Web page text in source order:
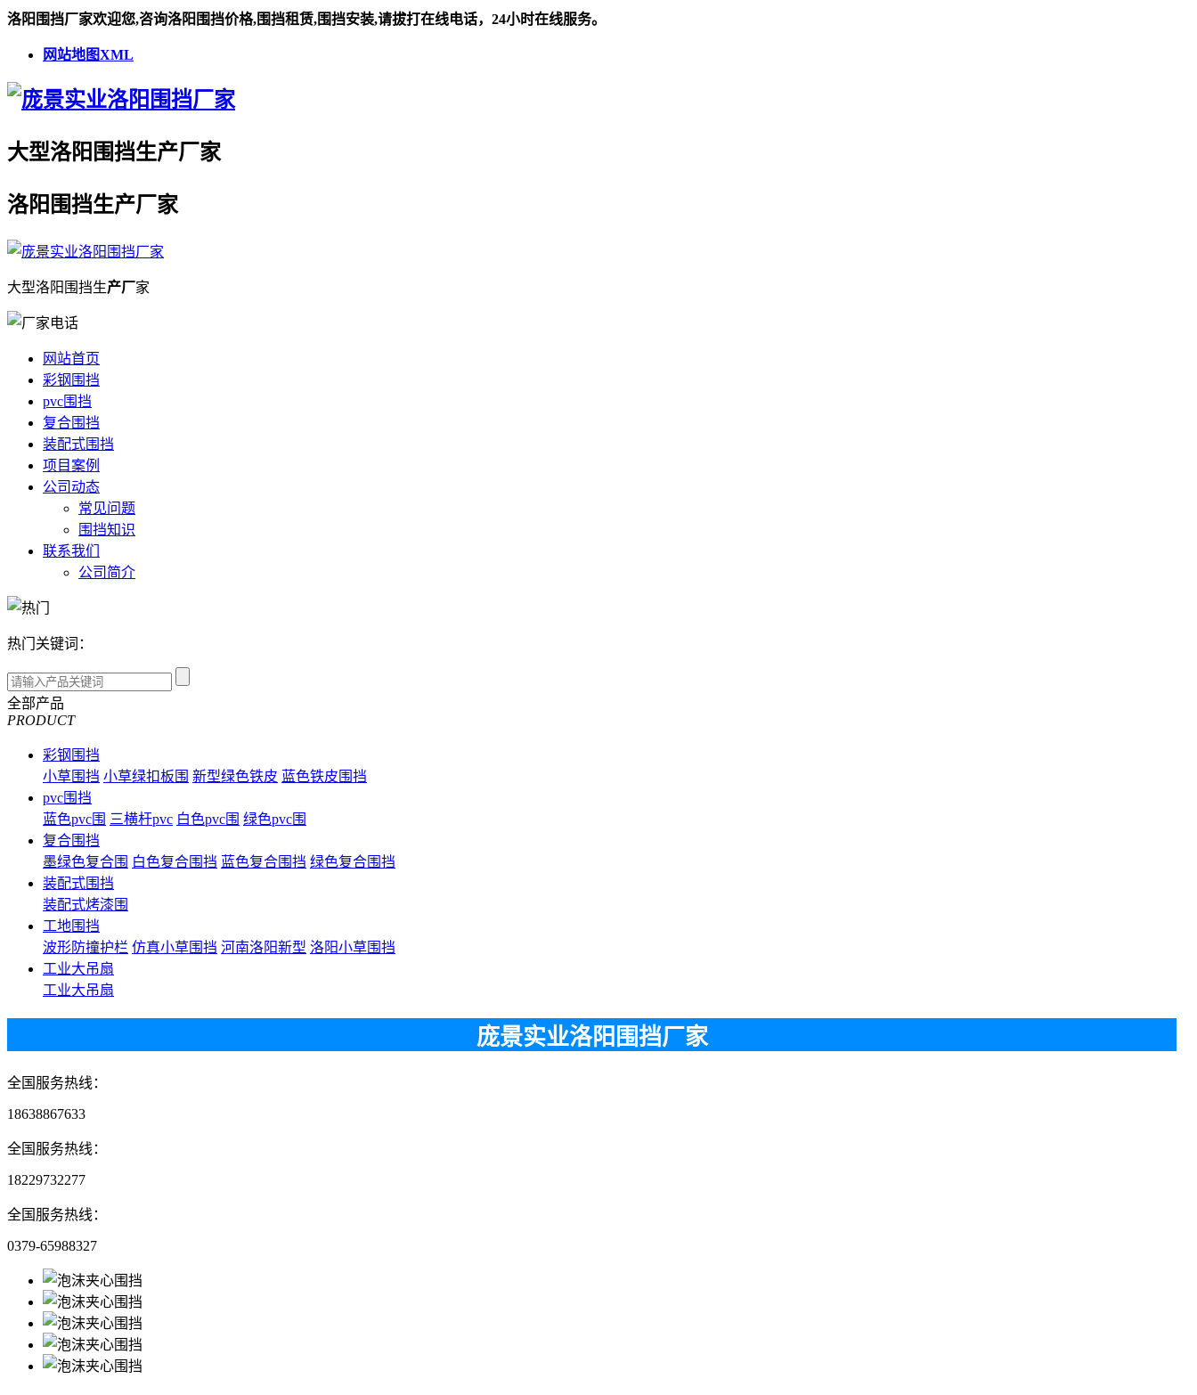
洛阳围挡厂家欢迎您,咨询洛阳围挡价格,围挡租赁,围挡安装,请拔打在线电话，24小时在线服务。
网站地图XML
大型洛阳围挡生产厂家
洛阳围挡生产厂家
大型洛阳围挡生产厂家
网站首页
彩钢围挡
pvc围挡
复合围挡
装配式围挡
项目案例
公司动态
常见问题
围挡知识
联系我们
公司简介
热门关键词：
全部产品
PRODUCT
彩钢围挡
小草围挡 小草绿扣板围 新型绿色铁皮 蓝色铁皮围挡
pvc围挡
蓝色pvc围 三横杆pvc 白色pvc围 绿色pvc围
复合围挡
墨绿色复合围 白色复合围挡 蓝色复合围挡 绿色复合围挡
装配式围挡
装配式烤漆围
工地围挡
波形防撞护栏 仿真小草围挡 河南洛阳新型 洛阳小草围挡
工业大吊扇
工业大吊扇
庞景实业洛阳围挡厂家
全国服务热线：
18638867633
全国服务热线：
18229732277
全国服务热线：
0379-65988327